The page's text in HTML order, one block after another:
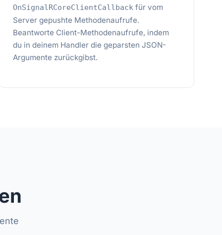
OnSignalRCoreClientCallback für vom
Server gepushte Methodenaufrufe.
Beantworte Client-Methodenaufrufe, indem
du in deinem Handler die geparsten JSON-
Argumente zurückgibst.